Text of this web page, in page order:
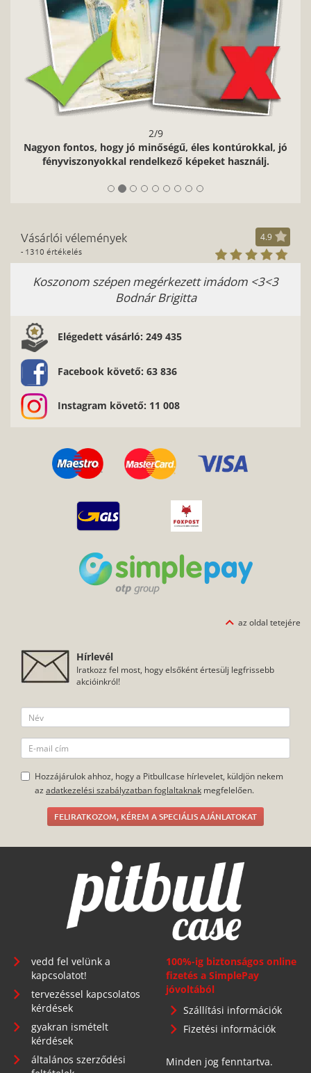
2/9
Nagyon fontos, hogy jó minőségű, éles kontúrokkal, jó
fényviszonyokkal rendelkező képeket használj.
Vásárlói vélemények
- 1310 értékelés
4.9
Koszonom szépen megérkezett imádom <3<3
Bodnár Brigitta
Elégedett vásárló: 249 435
Facebook követő: 63 836
Instagram követő: 11 008
az oldal tetejére
Hírlevél
Iratkozz fel most, hogy elsőként értesülj legfrissebb
akcióinkról!
Hozzájárulok ahhoz, hogy a Pitbullcase hírlevelet, küldjön nekem
az adatkezelési szabályzatban foglaltaknak megfelelően.
FELIRATKOZOM, KÉREM A SPECIÁLIS AJÁNLATOKAT
vedd fel velünk a
kapcsolatot!
tervezéssel kapcsolatos
kérdések
gyakran ismételt
kérdések
általános szerződési
100%-ig biztonságos online
fizetés a SimplePay
jóvoltából
Szállítási információk
Fizetési információk
Minden jog fenntartva.